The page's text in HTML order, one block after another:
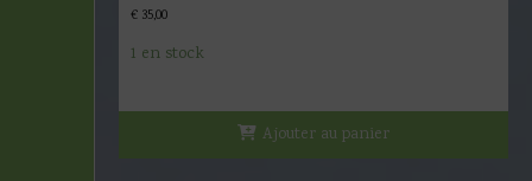
€ 35,00
1 en stock
Ajouter au panier